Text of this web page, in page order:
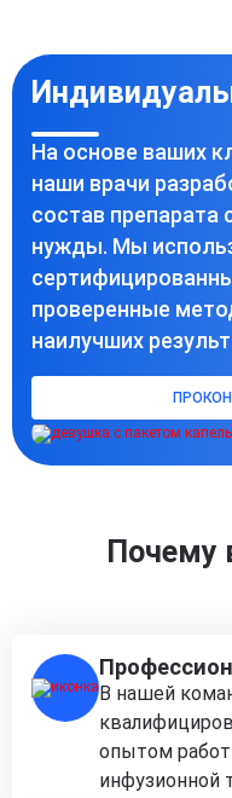
На основе ваших
наши врачи
состав препарата
нужды. Мы
проверенные
наилучших
Почему
В нашей
опытом
инфузионной